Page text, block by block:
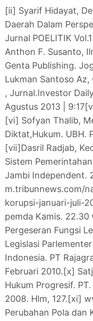
[ii] Syarif Hidayat,
Daerah Dalam
Jurnal POELITIK
Anthon F. Susanto,
Genta Publishing.
Lukman Santoso
, Jurnal.Investor
Agustus 2013 | 9:17
[vi] Sofyan Thalib,
Diktat,Hukum. UBH.
[vii]Dasril Radjab,
Sistem
Jambi Independent.
m.tribunnews.com/
korupsi-januari-juli-
pemda Kamis. 22.30
Pergeseran Fungsi
Legislasi
Indonesia. PT
Februari 2010.[x]
Hukum Progresif.
2008. Hlm, 127.[xi]
Perubahan Pola dan